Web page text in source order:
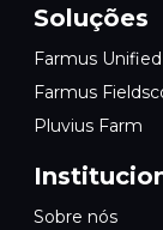
Soluções
Farmus
Farmus
Pluvius Farm
Sobre nós